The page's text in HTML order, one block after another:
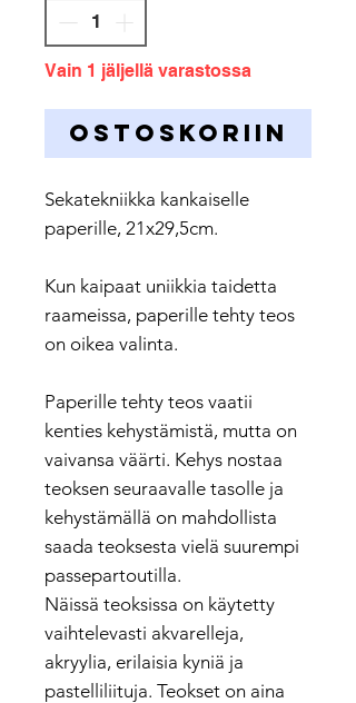
Vain 1 jäljellä varastossa
OSTOSKORIIN
Sekatekniikka kankaiselle
paperille, 21x29,5cm.
Kun kaipaat uniikkia taidetta
raameissa, paperille tehty teos
on oikea valinta.
Paperille tehty teos vaatii
kenties kehystämistä, mutta on
vaivansa väärti. Kehys nostaa
teoksen seuraavalle tasolle ja
kehystämällä on mahdollista
saada teoksesta vielä suurempi
passepartoutilla.
Näissä teoksissa on käytetty
vaihtelevasti akvarelleja,
akryylia, erilaisia kyniä ja
pastelliliituja. Teokset on aina